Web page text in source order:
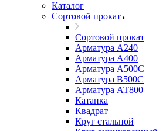
Каталог
Сортовой прокат
Сортовой прокат
Арматура А240
Арматура А400
Арматура А500C
Арматура В500С
Арматура АТ800
Катанка
Квадрат
Круг стальной